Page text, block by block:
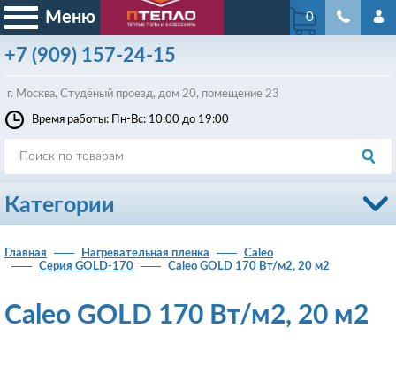
Меню
+7 (909) 157-24-15
г. Москва, Студёный проезд, дом 20, помещение 23
0
Время работы: Пн-Вс: 10:00 до 19:00
Категории
Главная Нагревательная пленка
Caleo
Серия GOLD-170
Caleo GOLD 170 Вт/м2, 20 м2
Caleo GOLD 170 Вт/м2, 20 м2